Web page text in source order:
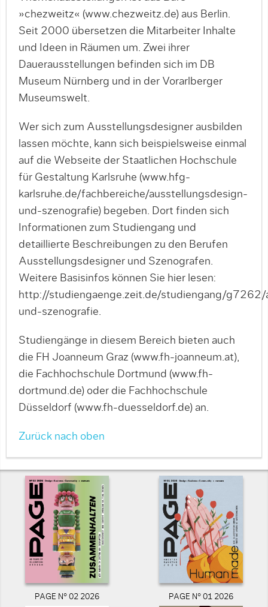
»chezweitz« (www.chezweitz.de) aus Berlin.
Seit 2000 übersetzen die Mitarbeiter Inhalte
und Ideen in Räumen um. Zwei ihrer
Dauerausstellungen befinden sich im DB
Museum Nürnberg und in der Vorarlberger
Museumswelt.
Wer sich zum Ausstellungsdesigner ausbilden
lassen möchte, kann sich beispielsweise einmal
auf die Webseite der Staatlichen Hochschule
für Gestaltung Karlsruhe (www.hfg-
karlsruhe.de/fachbereiche/ausstellungsdesign-
und-szenografie) begeben. Dort finden sich
Informationen zum Studiengang und
detaillierte Beschreibungen zu den Berufen
Ausstellungsdesigner und Szenografen.
Weitere Basisinfos können Sie hier lesen:
http://studiengaenge.zeit.de/studiengang/g7262/
und-szenografie.
Studiengänge in diesem Bereich bieten auch
die FH Joanneum Graz (www.fh-joanneum.at),
die Fachhochschule Dortmund (www.fh-
dortmund.de) oder die Fachhochschule
Düsseldorf (www.fh-duesseldorf.de) an.
Zurück nach oben
PAGE N° 02 2026 PAGE N° 01 2026